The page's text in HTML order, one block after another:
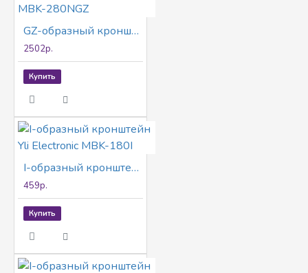
GZ-образный кронштейн Yli Electronic MBK-280NGZ
2502р.
Купить
I-oбразный кронштейн Yli Electronic MBK-180I
459р.
Купить